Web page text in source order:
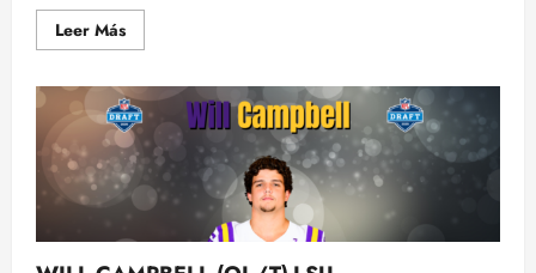
Leer MásLeer
más
WILL
JOHNSON
(CB)
–
MICHIGAN